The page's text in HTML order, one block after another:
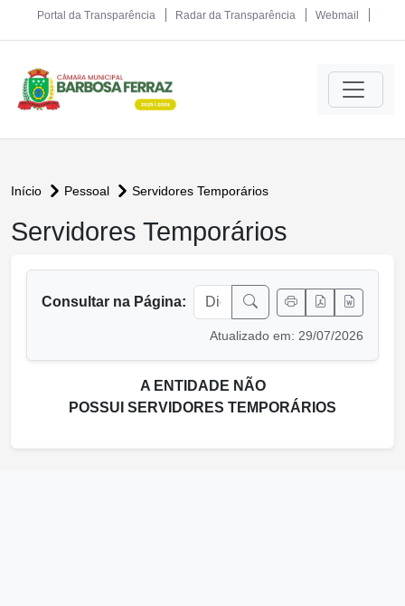
Portal da Transparência Radar da Transparência Webmail
Início Pessoal Servidores Temporários
conteúdo principal
Servidores Temporários
Consultar na Página:
Atualizado em: 29/07/2026
A ENTIDADE NÃO
POSSUI SERVIDORES TEMPORÁRIOS